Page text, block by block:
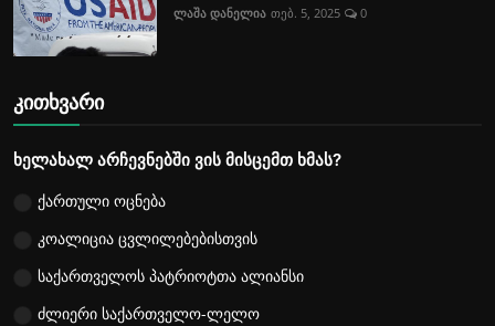
ლაშა დანელია თებ. 5, 2025 0
კითხვარი
ხელახალ არჩევნებში ვის მისცემთ ხმას?
ქართული ოცნება
კოალიცია ცვლილებებისთვის
საქართველოს პატრიოტთა ალიანსი
ძლიერი საქართველო-ლელო